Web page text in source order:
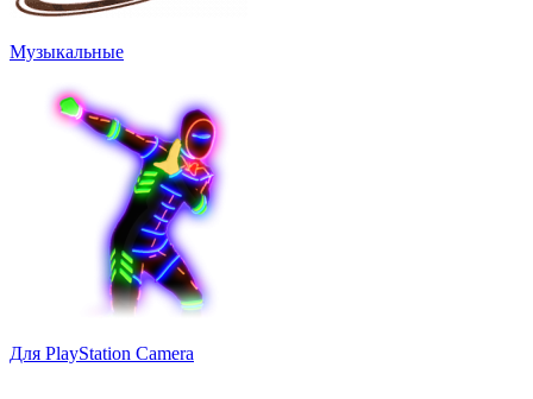
Музыкальные
Для PlayStation Camera